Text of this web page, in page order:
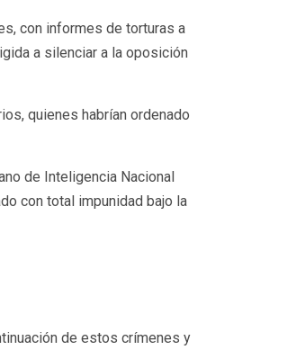
con informes de torturas a
a silenciar a la oposición
quienes habrían ordenado
de Inteligencia Nacional
con total impunidad bajo la
de estos crímenes y